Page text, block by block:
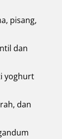
pisang,
dan
yoghurt
dan